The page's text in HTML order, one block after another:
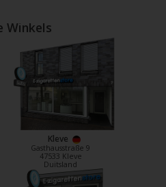
Winkels
Kleve
Gasthausstraße 9
47533 Kleve
Duitsland